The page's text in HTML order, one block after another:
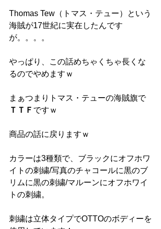
Thomas Tew（トマス・テュー）という
海賊が17世紀に実在したんです
が。。。。
やっぱり、この話めちゃくちゃ長くな
るのでやめますｗ
まぁつまりトマス・テューの海賊旗で
ＴＴＦ ですｗ
商品の話に戻りますｗ
カラーは3種類で、ブラックにオフホワ
イトの刺繍/写真のチャコールに黒のブ
リムに黒の刺繍/マルーンにオフホワイ
トの刺繍。
刺繍は立体タイプでOTTOのボディーを